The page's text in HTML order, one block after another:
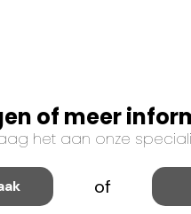
of meer
het aan onze
of